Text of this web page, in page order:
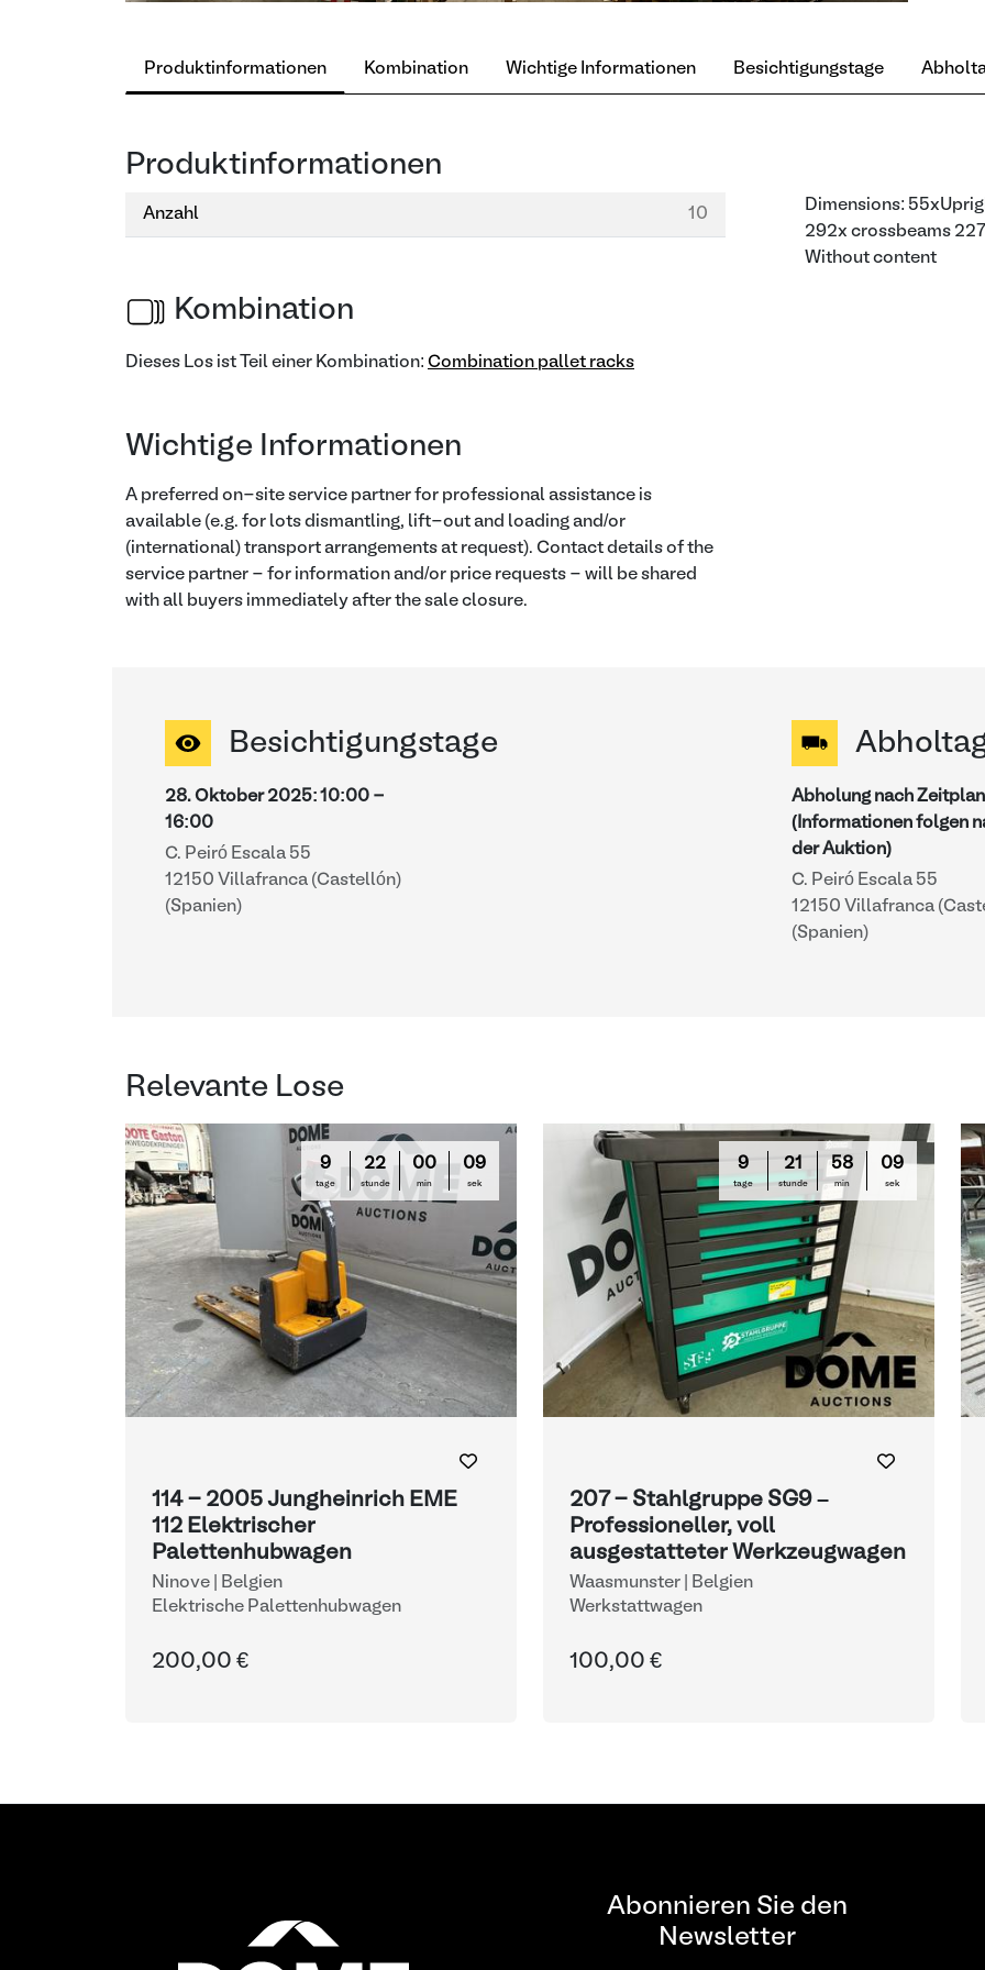
Produktinformationen Kombination Wichtige Informationen Besichtigungstage
Produktinformationen
Anzahl 10
Kombination
Dieses Los ist Teil einer Kombination: Combination pallet racks
Wichtige Informationen
A preferred on-site service partner for professional assistance is
available (e.g. for lots dismantling, lift-out and loading and/or
(international) transport arrangements at request). Contact details of the
service partner - for information and/or price requests - will be shared
with all buyers immediately after the sale closure.
Dimensions:
292x crossbeams
Without content
Besichtigungstage
28. Oktober 2025: 10:00 -
16:00
C. Peiró Escala 55
12150 Villafranca (Castellón)
(Spanien)
Abholung nach Zeitplan
(Informationen folgen
der Auktion)
C. Peiró Escala 55
12150 Villafranca
(Spanien)
Relevante Lose
9
tage
22
stunde
00
min
09
sek
114 - 2005 Jungheinrich EME
112 Elektrischer
Palettenhubwagen
Ninove | Belgien
Elektrische Palettenhubwagen
200,00 €
9
tage
21
stunde
58
min
09
sek
207 - Stahlgruppe SG9 –
Professioneller, voll
ausgestatteter Werkzeugwagen
Waasmunster | Belgien
Werkstattwagen
100,00 €
Abonnieren Sie den
Newsletter